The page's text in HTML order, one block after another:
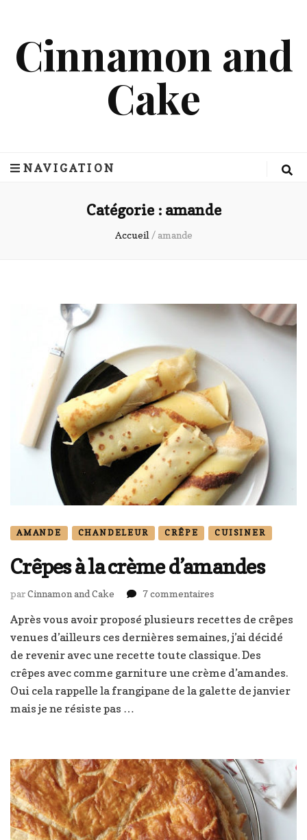
Cinnamon and
Cake
NAVIGATION
Catégorie : amande
Accueil / amande
AMANDE CHANDELEUR CRÊPE CUISINER
Crêpes à la crème d’amandes
parCinnamon and Cake 7 commentairessur
à
la
crème
d’amandes
Après vous avoir proposé plusieurs recettes de crêpes
venues d’ailleurs ces dernières semaines, j’ai décidé
de revenir avec une recette toute classique. Des
crêpes avec comme garniture une crème d’amandes.
Oui cela rappelle la frangipane de la galette de janvier
mais je ne résiste pas …